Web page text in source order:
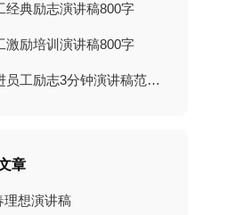
经典励志演讲稿800字
激励培训演讲稿800字
工励志3分钟演讲稿范文5篇集锦
章
理想演讲稿